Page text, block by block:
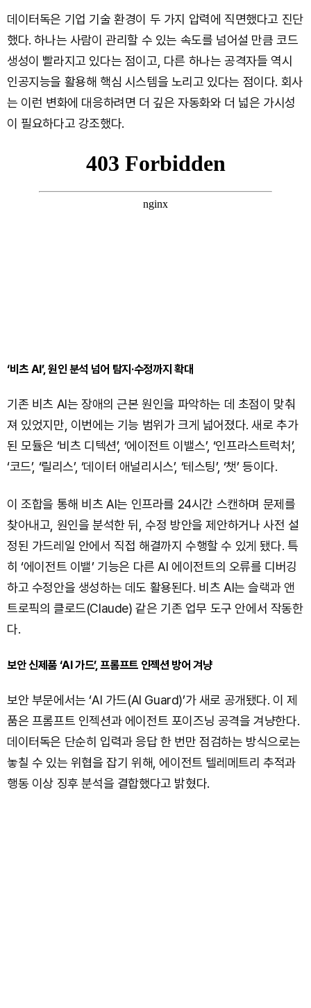
데이터독은 기업 기술 환경이 두 가지 압력에 직면했다고 진단
했다. 하나는 사람이 관리할 수 있는 속도를 넘어설 만큼 코드
생성이 빨라지고 있다는 점이고, 다른 하나는 공격자들 역시
인공지능을 활용해 핵심 시스템을 노리고 있다는 점이다. 회사
는 이런 변화에 대응하려면 더 깊은 자동화와 더 넓은 가시성
이 필요하다고 강조했다.
‘비츠 AI’, 원인 분석 넘어 탐지·수정까지 확대
기존 비츠 AI는 장애의 근본 원인을 파악하는 데 초점이 맞춰
져 있었지만, 이번에는 기능 범위가 크게 넓어졌다. 새로 추가
된 모듈은 ‘비츠 디텍션’, ‘에이전트 이밸스’, ‘인프라스트럭처’,
‘코드’, ‘릴리스’, ‘데이터 애널리시스’, ‘테스팅’, ‘챗’ 등이다.
이 조합을 통해 비츠 AI는 인프라를 24시간 스캔하며 문제를
찾아내고, 원인을 분석한 뒤, 수정 방안을 제안하거나 사전 설
정된 가드레일 안에서 직접 해결까지 수행할 수 있게 됐다. 특
히 ‘에이전트 이밸’ 기능은 다른 AI 에이전트의 오류를 디버깅
하고 수정안을 생성하는 데도 활용된다. 비츠 AI는 슬랙과 앤
트로픽의 클로드(Claude) 같은 기존 업무 도구 안에서 작동한
다.
보안 신제품 ‘AI 가드’, 프롬프트 인젝션 방어 겨냥
보안 부문에서는 ‘AI 가드(AI Guard)’가 새로 공개됐다. 이 제
품은 프롬프트 인젝션과 에이전트 포이즈닝 공격을 겨냥한다.
데이터독은 단순히 입력과 응답 한 번만 점검하는 방식으로는
놓칠 수 있는 위협을 잡기 위해, 에이전트 텔레메트리 추적과
행동 이상 징후 분석을 결합했다고 밝혔다.